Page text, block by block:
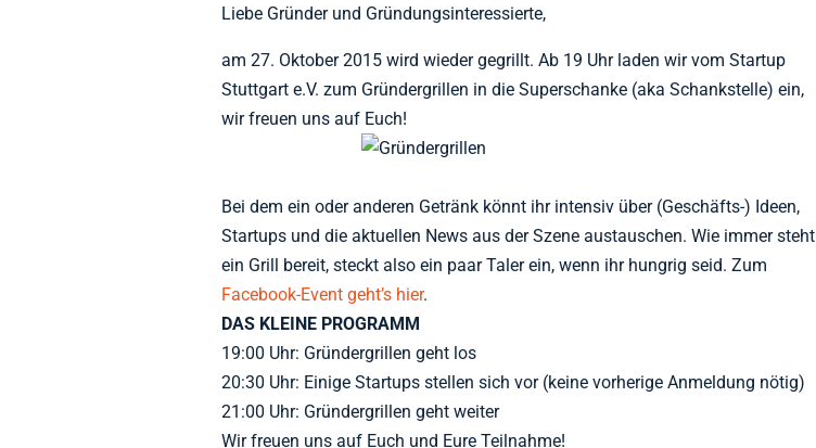
Liebe Gründer und Gründungsinteressierte,
am 27. Oktober 2015 wird wieder gegrillt. Ab 19 Uhr laden wir vom Startup
Stuttgart e.V. zum Gründergrillen in die Superschanke (aka Schankstelle) ein,
wir freuen uns auf Euch!
Bei dem ein oder anderen Getränk könnt ihr intensiv über (Geschäfts-) Ideen,
Startups und die aktuellen News aus der Szene austauschen. Wie immer steht
ein Grill bereit, steckt also ein paar Taler ein, wenn ihr hungrig seid. Zum
Facebook-Event geht’s hier.
DAS KLEINE PROGRAMM
19:00 Uhr: Gründergrillen geht los
20:30 Uhr: Einige Startups stellen sich vor (keine vorherige Anmeldung nötig)
21:00 Uhr: Gründergrillen geht weiter
Wir freuen uns auf Euch und Eure Teilnahme!